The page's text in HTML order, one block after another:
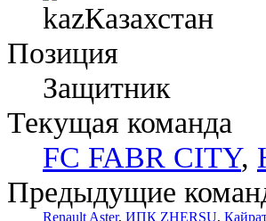
Казахстан
Позиция
Защитник
Текущая команда
FC FABR CITY,
Предыдущие
Renault Aster, ИПК ZHERSU,